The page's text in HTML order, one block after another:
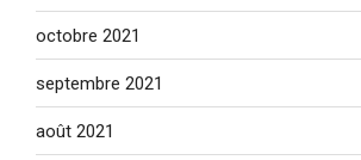
octobre 2021
septembre 2021
août 2021